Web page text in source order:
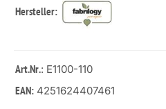
Hersteller:
Art.Nr.: E1100-110
EAN: 4251624407461